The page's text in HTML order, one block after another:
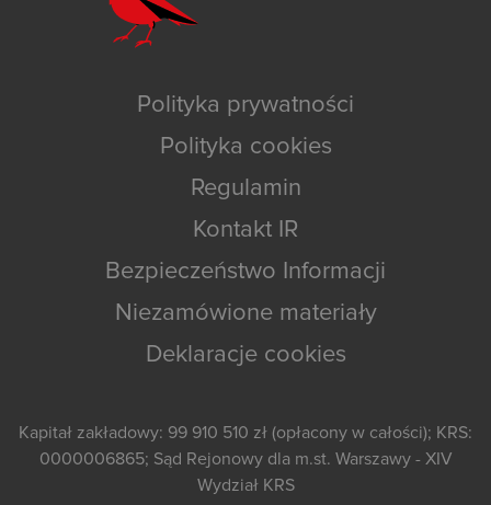
Polityka prywatności
Polityka cookies
Regulamin
Kontakt IR
Bezpieczeństwo Informacji
Niezamówione materiały
Deklaracje cookies
Kapitał zakładowy: 99 910 510 zł (opłacony w całości); KRS:
0000006865; Sąd Rejonowy dla m.st. Warszawy - XIV
Wydział KRS